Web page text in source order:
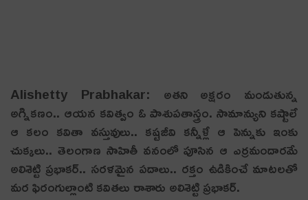
Alishetty Prabhakar: అతని అక్షరం మండుతున్న
అగ్నికణం.. ఆయన కవిత్వం ఓ పాశుపతాస్త్రం. సామాన్యుని కష్టాలే
ఆ కలం కవితా వస్తువులు.. కష్టజీవి కన్నీళ్లే ఆ పెన్నుకు ఇంకు
చుక్కలు.. తెలంగాణ సాహితీ వనంలో పూసిన ఆ ఎర్రమందారమే
అలిశెట్టి ప్రభాకర్.. సరళమైన పదాలు.. రక్తం ఉడికించే మాటలతో
మర ఫిరంగుల్లాంటి కవితలు రాశారు అలిశెట్టి ప్రభాకర్.